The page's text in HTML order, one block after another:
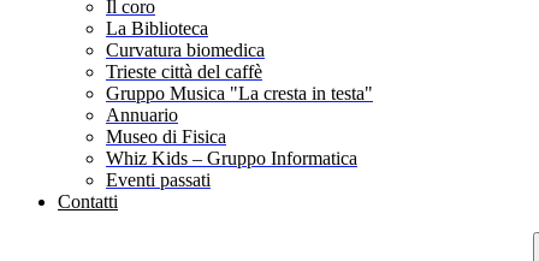
Il coro
La Biblioteca
Curvatura biomedica
Trieste città del caffè
Gruppo Musica "La cresta in testa"
Annuario
Museo di Fisica
Whiz Kids – Gruppo Informatica
Eventi passati
Contatti